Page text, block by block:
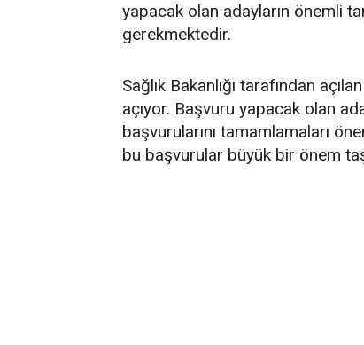
yapacak olan adayların önemli
gerekmektedir.
Sağlık Bakanlığı tarafından
açıyor. Başvuru yapacak olan
başvurularını tamamlamaları
bu başvurular büyük bir önem